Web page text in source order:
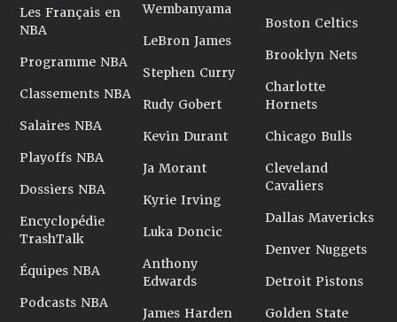
Les Français en
NBA
Programme NBA
Classements NBA
Salaires NBA
Playoffs NBA
Dossiers NBA
Encyclopédie
TrashTalk
Équipes NBA
Podcasts NBA
Wembanyama
LeBron James
Stephen Curry
Rudy Gobert
Kevin Durant
Ja Morant
Kyrie Irving
Luka Doncic
Anthony
Edwards
James Harden
Boston Celtics
Brooklyn Nets
Charlotte
Hornets
Chicago Bulls
Cleveland
Cavaliers
Dallas Mavericks
Denver Nuggets
Detroit Pistons
Golden State